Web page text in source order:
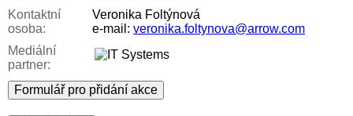
Kontaktní
osoba:
Veronika Foltýnová
e-mail: veronika.foltynova@arrow.com
Mediální
partner:
Formulář pro přidání akce